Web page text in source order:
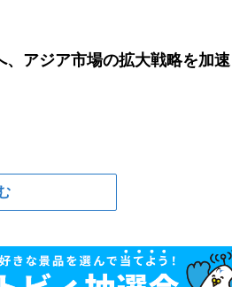
アジア市場の拡大戦略を加速